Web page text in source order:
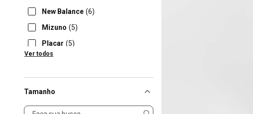
New Balance (6)
Mizuno (5)
Placar (5)
Puma
Ver todos
Tamanho
Tamanho